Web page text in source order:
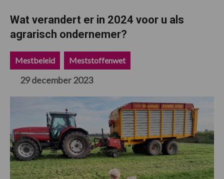
Wat verandert er in 2024 voor u als
agrarisch ondernemer?
Mestbeleid Meststoffenwet
29 december 2023